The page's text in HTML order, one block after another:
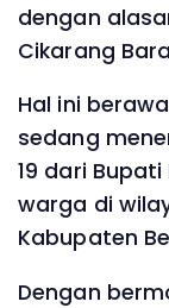
dengan
Cikarang
Hal ini
sedang
19 dari
warga di
Kabupaten
Dengan